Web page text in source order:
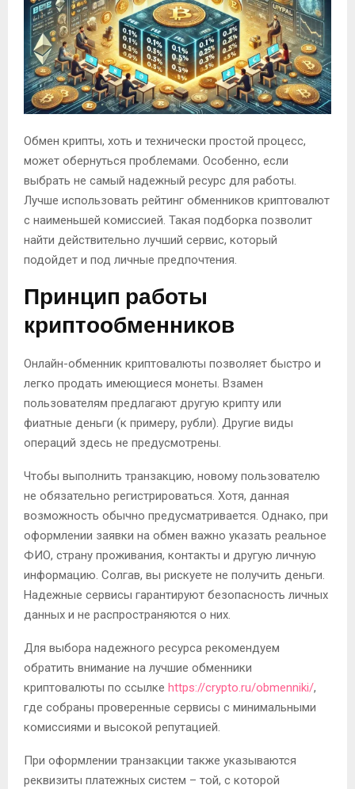
Обмен крипты, хоть и технически простой процесс,
может обернуться проблемами. Особенно, если
выбрать не самый надежный ресурс для работы.
Лучше использовать рейтинг обменников криптовалют
с наименьшей комиссией. Такая подборка позволит
найти действительно лучший сервис, который
подойдет и под личные предпочтения.
Принцип работы
криптообменников
Онлайн-обменник криптовалюты позволяет быстро и
легко продать имеющиеся монеты. Взамен
пользователям предлагают другую крипту или
фиатные деньги (к примеру, рубли). Другие виды
операций здесь не предусмотрены.
Чтобы выполнить транзакцию, новому пользователю
не обязательно регистрироваться. Хотя, данная
возможность обычно предусматривается. Однако, при
оформлении заявки на обмен важно указать реальное
ФИО, страну проживания, контакты и другую личную
информацию. Солгав, вы рискуете не получить деньги.
Надежные сервисы гарантируют безопасность личных
данных и не распространяются о них.
Для выбора надежного ресурса рекомендуем
обратить внимание на лучшие обменники
криптовалюты по ссылке https://crypto.ru/obmenniki/,
где собраны проверенные сервисы с минимальными
комиссиями и высокой репутацией.
При оформлении транзакции также указываются
реквизиты платежных систем – той, с которой